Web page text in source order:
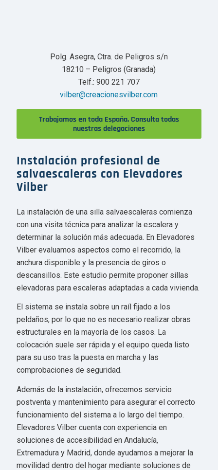
Polg. Asegra, Ctra. de Peligros s/n
18210 – Peligros (Granada)
Telf.: 900 221 707
vilber@creacionesvilber.com
Trabajamos en toda España. Consulta todas
nuestras delegaciones
Instalación profesional de
salvaescaleras con Elevadores
Vilber
La instalación de una silla salvaescaleras comienza
con una visita técnica para analizar la escalera y
determinar la solución más adecuada. En Elevadores
Vilber evaluamos aspectos como el recorrido, la
anchura disponible y la presencia de giros o
descansillos. Este estudio permite proponer sillas
elevadoras para escaleras adaptadas a cada vivienda.
El sistema se instala sobre un raíl fijado a los
peldaños, por lo que no es necesario realizar obras
estructurales en la mayoría de los casos. La
colocación suele ser rápida y el equipo queda listo
para su uso tras la puesta en marcha y las
comprobaciones de seguridad.
Además de la instalación, ofrecemos servicio
postventa y mantenimiento para asegurar el correcto
funcionamiento del sistema a lo largo del tiempo.
Elevadores Vilber cuenta con experiencia en
soluciones de accesibilidad en Andalucía,
Extremadura y Madrid, donde ayudamos a mejorar la
movilidad dentro del hogar mediante soluciones de